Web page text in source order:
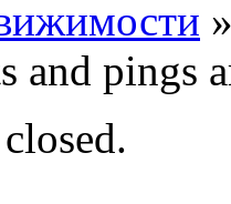
and pings